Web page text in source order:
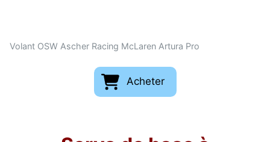
Volant OSW Ascher Racing McLaren Artura Pro
Acheter